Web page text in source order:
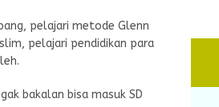
pelajari metode Glenn
pelajari pendidikan para
bakalan bisa masuk SD